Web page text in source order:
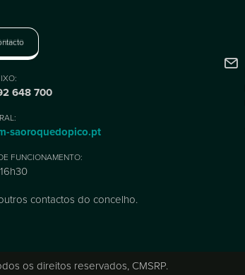
648 700
saoroquedopico.pt
FUNCIONAMENTO:
contactos do concelho.
os direitos reservados, CMSRP.